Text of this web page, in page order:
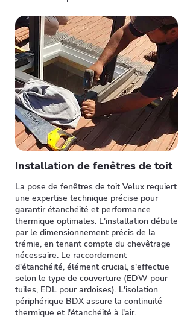
Installation de fenêtres de toit
La pose de fenêtres de toit Velux requiert
une expertise technique précise pour
garantir étanchéité et performance
thermique optimales. L'installation débute
par le dimensionnement précis de la
trémie, en tenant compte du chevêtrage
nécessaire. Le raccordement
d'étanchéité, élément crucial, s'effectue
selon le type de couverture (EDW pour
tuiles, EDL pour ardoises). L'isolation
périphérique BDX assure la continuité
thermique et l'étanchéité à l'air.